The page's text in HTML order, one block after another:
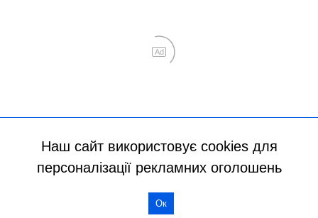
Наш сайт використовує cookies для
персоналізації рекламних оголошень
Ок